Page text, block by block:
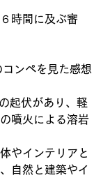
時間に及ぶ審
ンペを見た感想
起伏があり、軽
噴火による溶岩
やインテリアと
自然と建築やイ